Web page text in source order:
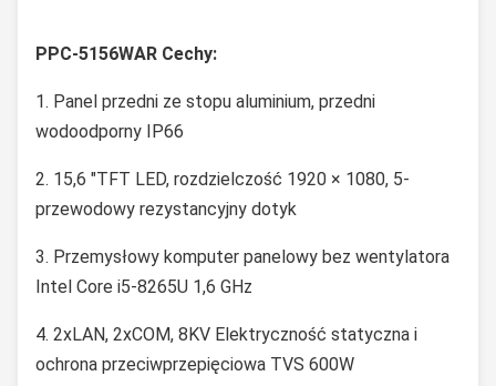
PPC-5156WAR Cechy:
1. Panel przedni ze stopu aluminium, przedni
wodoodporny IP66
2. 15,6 "TFT LED, rozdzielczość 1920 × 1080, 5-
przewodowy rezystancyjny dotyk
3. Przemysłowy komputer panelowy bez wentylatora
Intel Core i5-8265U 1,6 GHz
4. 2xLAN, 2xCOM, 8KV Elektryczność statyczna i
ochrona przeciwprzepięciowa TVS 600W